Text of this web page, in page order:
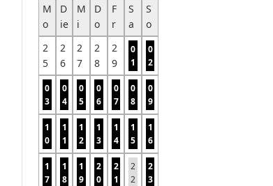
M
o
D
ie
M
i
D
o
F
r
S
a
S
o
2
5
2
6
2
7
2
8
2
9
0
1
0
2
0
3
0
4
0
5
0
6
0
7
0
8
0
9
1
0
1
1
1
2
1
3
1
4
1
5
1
6
1
7
1
8
1
9
2
0
2
1
2
2
2
3